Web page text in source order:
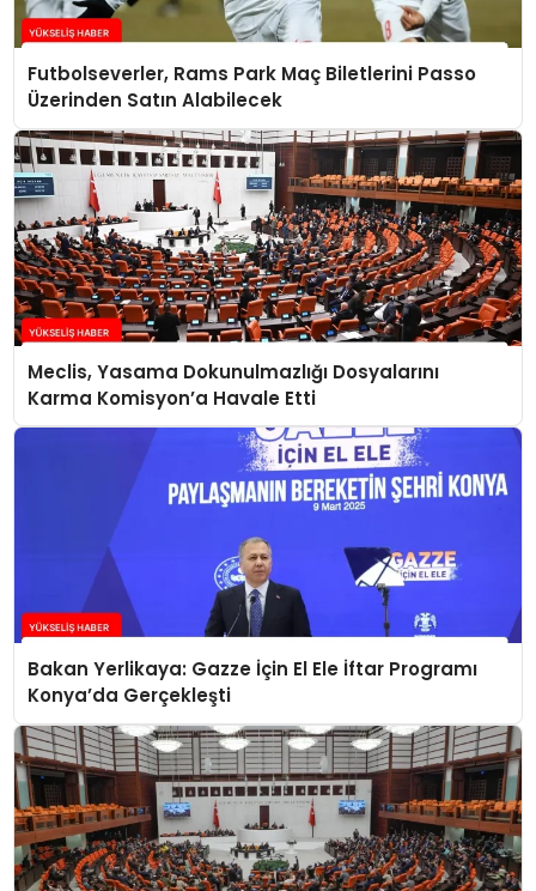
Futbolseverler, Rams Park Maç Biletlerini Passo
Üzerinden Satın Alabilecek
Meclis, Yasama Dokunulmazlığı Dosyalarını
Karma Komisyon’a Havale Etti
Bakan Yerlikaya: Gazze İçin El Ele İftar Programı
Konya’da Gerçekleşti